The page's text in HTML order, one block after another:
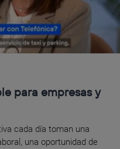
para empresas y
cada día toman una
una oportunidad de